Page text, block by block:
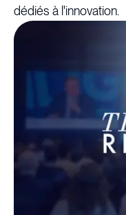
dédiés à l'innovation.